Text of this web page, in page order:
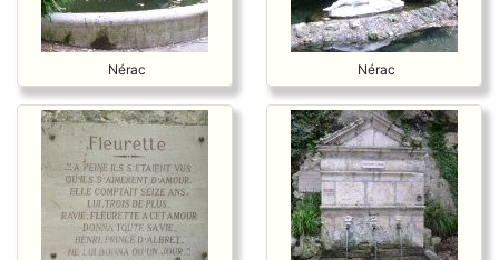
Nérac Nérac